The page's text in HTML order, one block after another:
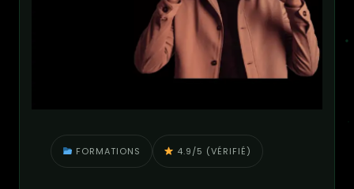
FORMATIONS 4.9/5 (VÉRIFIÉ)